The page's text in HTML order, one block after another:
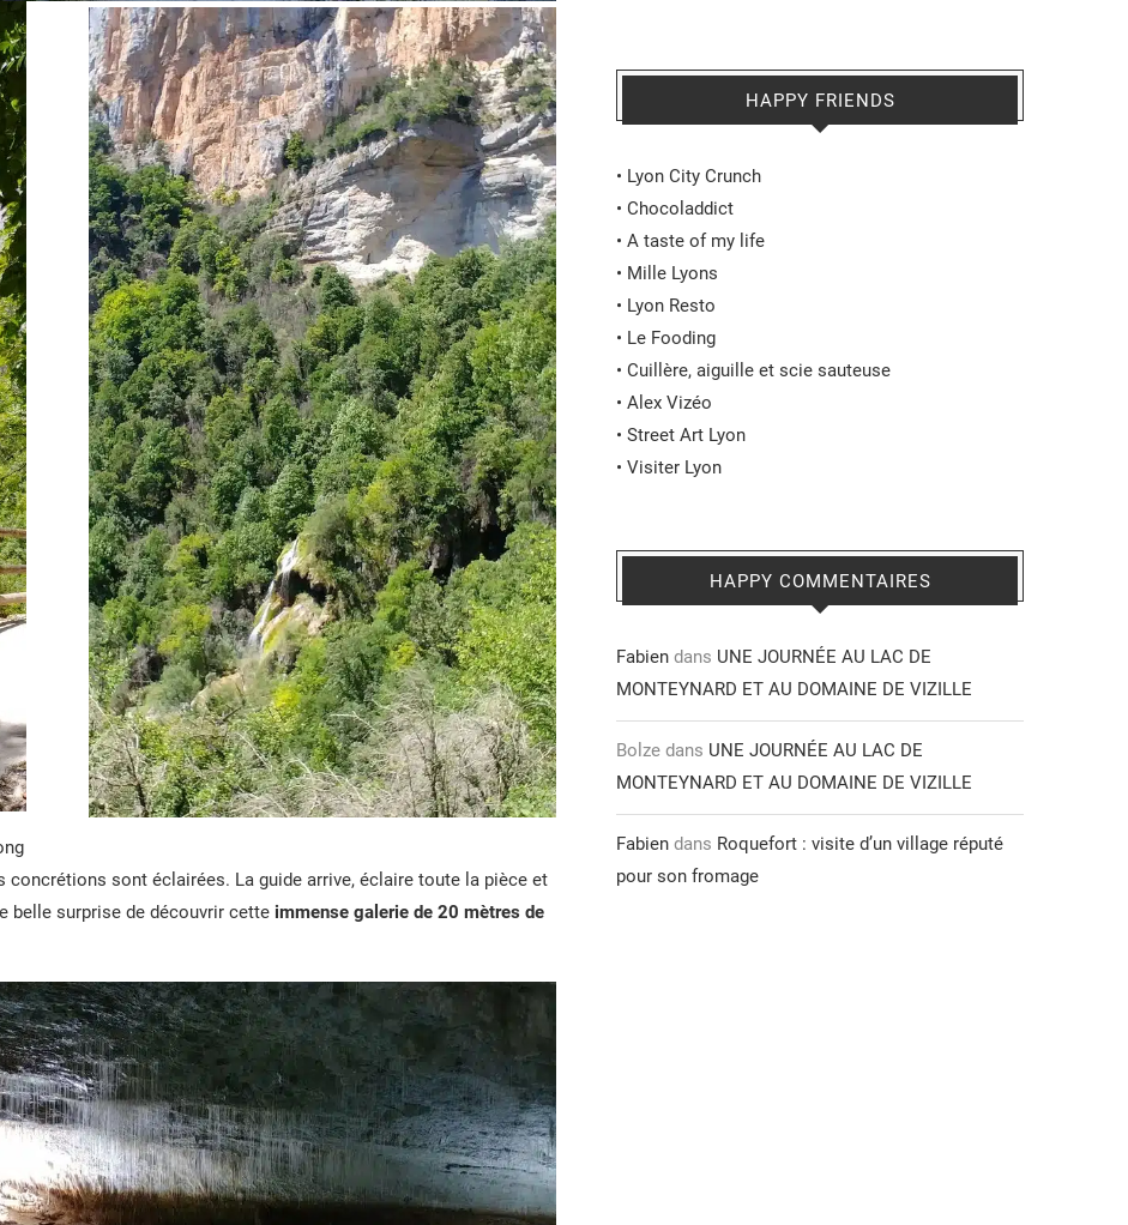
sont éclairées. La guide arrive, éclaire toute la pièce et
belle surprise de découvrir cette immense galerie de 20 mètres de
HAPPY FRIENDS
• Lyon City Crunch
• Chocoladdict
• A taste of my life
• Mille Lyons
• Lyon Resto
• Le Fooding
• Cuillère, aiguille et scie sauteuse
• Alex Vizéo
• Street Art Lyon
• Visiter Lyon
HAPPY COMMENTAIRES
Fabien dans UNE JOURNÉE AU LAC DE
MONTEYNARD ET AU DOMAINE DE VIZILLE
Bolze dans UNE JOURNÉE AU LAC DE
MONTEYNARD ET AU DOMAINE DE VIZILLE
Fabien dans Roquefort : visite d’un village réputé
pour son fromage